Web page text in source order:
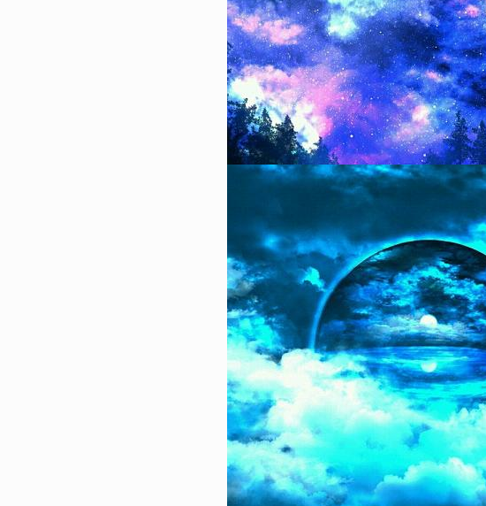
着心碎
51009 2023-01-11 13:18:11
2023最新可爱又俏皮的生日快乐素材合
集 happybirthday可爱背景合集
32312 2022-11-16 21:48:03
生日蛋糕图片大全2022最新版个性 祝所
有的朋友生日快乐
2024龙年可爱福字吉祥配图合集 兔年圆
满收官龙岁崭新启程
23175 2022-12-10 09:24:02
2023网红款颜值高蛋糕图片合集 微博小
红书超级火的网红蛋糕合集
22809 2023-02-07 23:48:08
微信背景图抖音最火2023 抖音吸引人的
背景合集